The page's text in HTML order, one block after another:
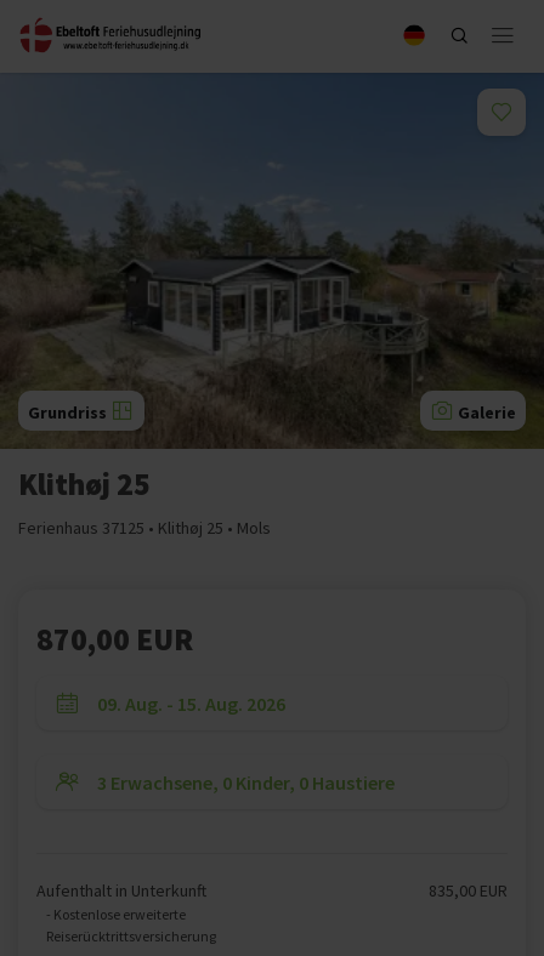
Grundriss Galerie
Klithøj 25
Ferienhaus 37125 • Klithøj 25 • Mols
870,00 EUR
Aufenthalt in Unterkunft
- Kostenlose erweiterte
Reiserücktrittsversicherung
835,00 EUR